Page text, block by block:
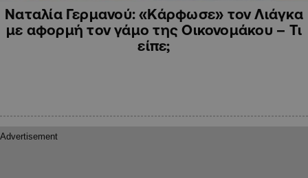
Ναταλία Γερμανού: «Κάρφωσε» τον Λιάγκα
με αφορμή τον γάμο της Οικονομάκου – Τι
είπε;